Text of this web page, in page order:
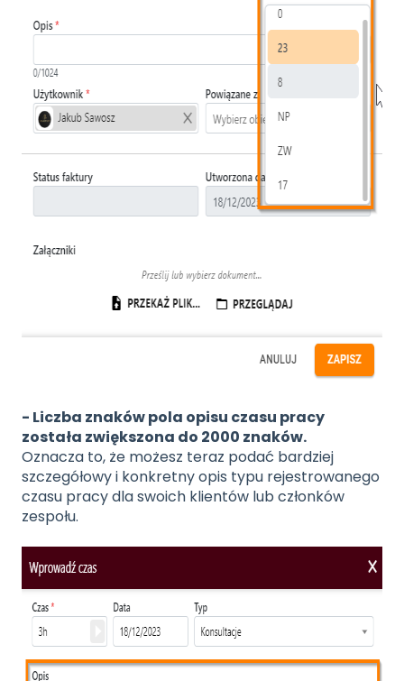
- Liczba znaków pola opisu czasu pracy
została zwiększona do 2000 znaków.
Oznacza to, że możesz teraz podać bardziej
szczegółowy i konkretny opis typu rejestrowanego
czasu pracy dla swoich klientów lub członków
zespołu.